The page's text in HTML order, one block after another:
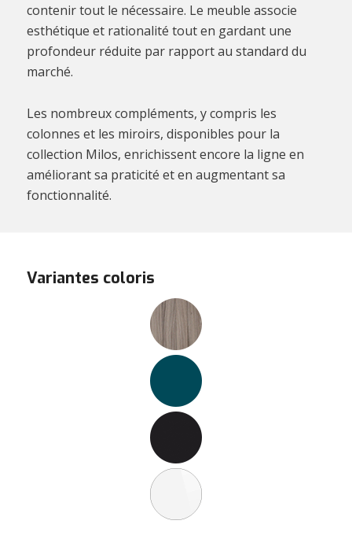
contenir tout le nécessaire. Le meuble associe
esthétique et rationalité tout en gardant une
profondeur réduite par rapport au standard du
marché.
Les nombreux compléments, y compris les
colonnes et les miroirs, disponibles pour la
collection Milos, enrichissent encore la ligne en
améliorant sa praticité et en augmentant sa
fonctionnalité.
Variantes coloris